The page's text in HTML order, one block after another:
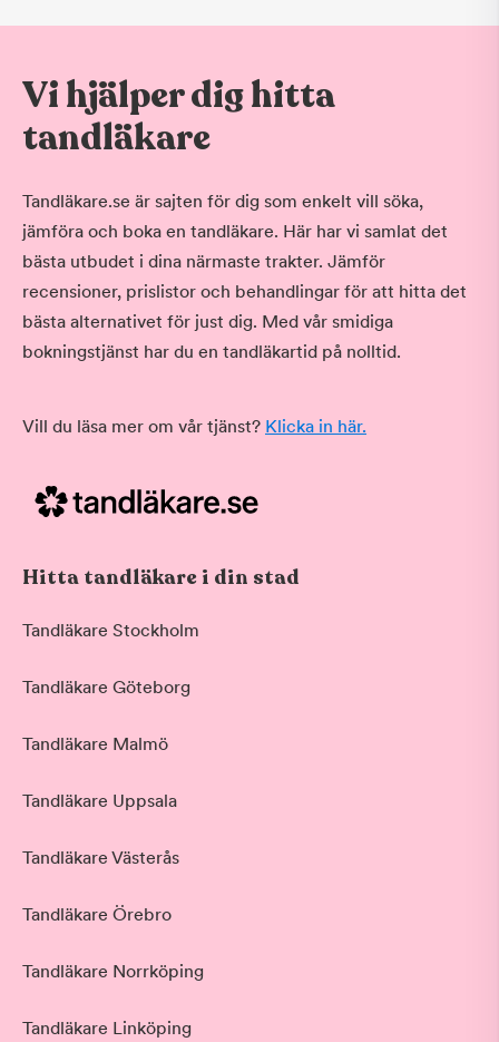
Vi hjälper dig hitta
tandläkare
Tandläkare.se är sajten för dig som enkelt vill söka,
jämföra och boka en tandläkare. Här har vi samlat det
bästa utbudet i dina närmaste trakter. Jämför
recensioner, prislistor och behandlingar för att hitta det
bästa alternativet för just dig. Med vår smidiga
bokningstjänst har du en tandläkartid på nolltid.
Vill du läsa mer om vår tjänst? Klicka in här.
Hitta tandläkare i din stad
Tandläkare Stockholm
Tandläkare Göteborg
Tandläkare Malmö
Tandläkare Uppsala
Tandläkare Västerås
Tandläkare Örebro
Tandläkare Norrköping
Tandläkare Linköping